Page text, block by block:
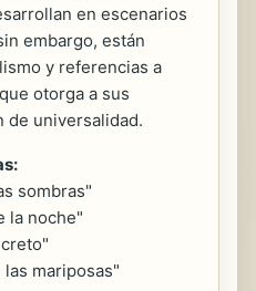
en escenarios
embargo, están
y referencias a
otorga a sus
de universalidad.
sombras"
la noche"
las mariposas"